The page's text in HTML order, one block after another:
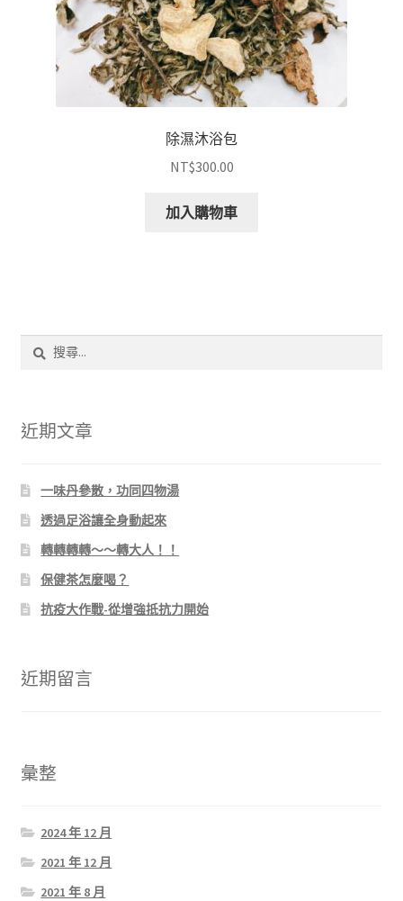
除濕沐浴包
NT$300.00
加入購物車
字:
近期文章
一味丹參散，功同四物湯
透過足浴讓全身動起來
轉轉轉轉～～轉大人！！
保健茶怎麼喝？
抗疫大作戰-從增強抵抗力開始
近期留言
彙整
2024 年 12 月
2021 年 12 月
2021 年 8 月